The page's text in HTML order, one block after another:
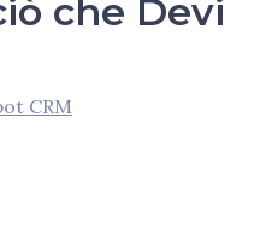
che Devi
CRM